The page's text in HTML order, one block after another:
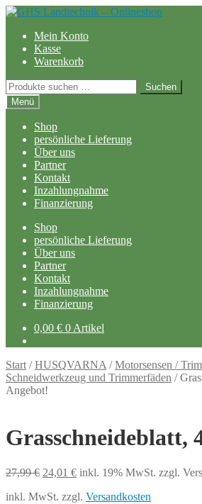
Zur
springen
Zum
springenMein Konto
Kasse
Warenkorb
Suchen
nach:
Suchen
Menü
Shop
persönliche Lieferung
Über uns
Partner
Kontakt
Inzahlungnahme
Finanzierung
Shop
persönliche Lieferung
Über uns
Partner
Kontakt
Inzahlungnahme
Finanzierung
0,00 € 0 Artikel
Start /HUSQVARNA /Motorsensen /
Schneidwerkzeug und Trimmerfäden /
Angebot!
Grasschneideblatt,
27,99€ Ursprünglicher
war:
24,01 €Aktueller
ist:
inkl. 19% MwSt. zzgl.
inkl. MwSt. zzgl. Versandkosten